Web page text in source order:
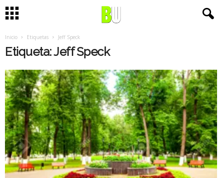
Inicio Etiquetas Jeff Speck
Etiqueta: Jeff Speck